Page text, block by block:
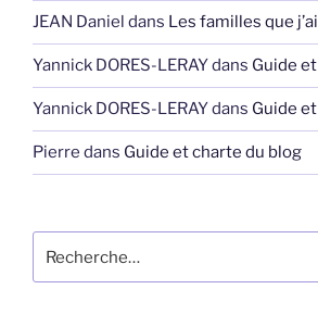
JEAN Daniel dans Les familles que
Yannick DORES-LERAYdans Guide
Yannick DORES-LERAYdans Guide
Pierre dans Guide et charte du blog
pour